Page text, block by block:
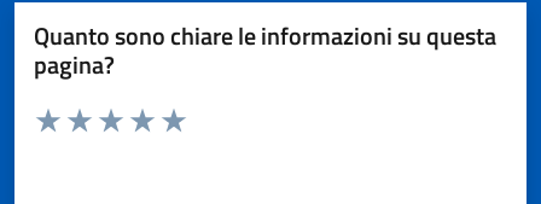
Quanto sono chiare le informazioni su questa
pagina?
Valuta da 1 a 5 stelle la pagina